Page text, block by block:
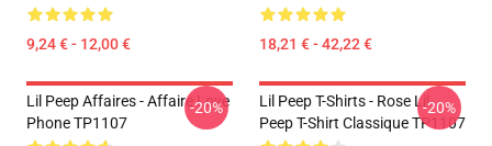
9,24 € - 12,00 € 18,21 € - 42,22 €
Lil Peep Affaires - Affaire Love
Phone TP1107
-20%
Lil Peep T-Shirts - Rose Lil
Peep T-Shirt Classique TP1107
-20%